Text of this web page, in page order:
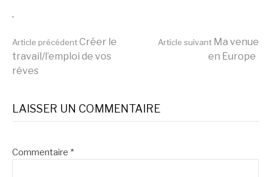
.
Lire
suite
Article précédentCréer le
travail/l’emploi de vos
rêves
Article suivant Ma venue
en Europe
LAISSER UN COMMENTAIRE
Commentaire *